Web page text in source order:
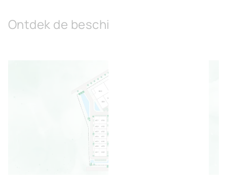
Ontdek de beschikbare ruimtes